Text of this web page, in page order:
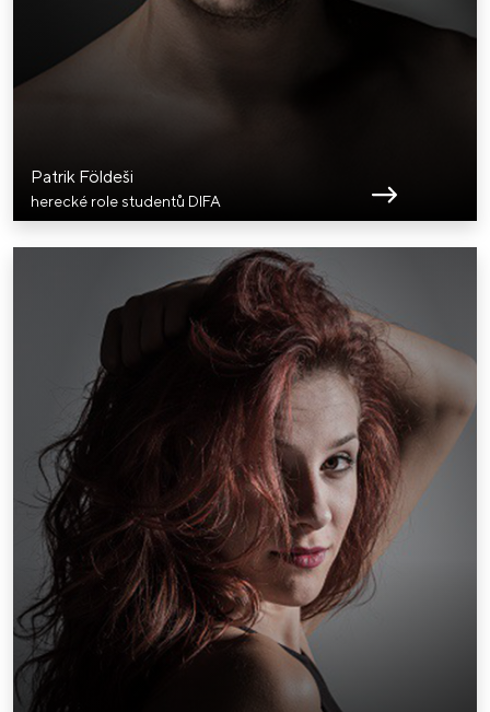
Patrik Földeši
herecké role studentů DIFA